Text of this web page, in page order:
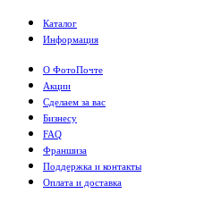
Каталог
Информация
О ФотоПочте
Акции
Сделаем за вас
Бизнесу
FAQ
Франшиза
Поддержка и контакты
Оплата и доставка